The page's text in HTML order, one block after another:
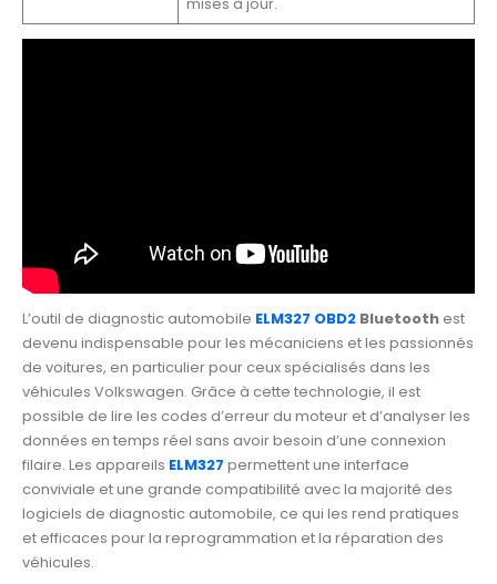
L’outil de diagnostic automobile ELM327 OBD2 Bluetooth est
devenu indispensable pour les mécaniciens et les passionnés
de voitures, en particulier pour ceux spécialisés dans les
véhicules Volkswagen. Grâce à cette technologie, il est
possible de lire les codes d’erreur du moteur et d’analyser les
données en temps réel sans avoir besoin d’une connexion
filaire. Les appareils ELM327 permettent une interface
conviviale et une grande compatibilité avec la majorité des
logiciels de diagnostic automobile, ce qui les rend pratiques
et efficaces pour la reprogrammation et la réparation des
véhicules.